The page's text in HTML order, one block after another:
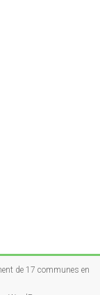
de 17 communes en